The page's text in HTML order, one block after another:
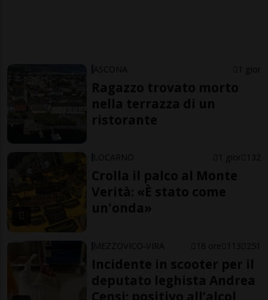
ASCONA 1 gior
Ragazzo trovato morto
nella terrazza di un
ristorante
LOCARNO 1 gior 132
Crolla il palco al Monte
Verità: «È stato come
un'onda»
MEZZOVICO-VIRA 18 ore 113 251
Incidente in scooter per il
deputato leghista Andrea
Censi: positivo all’alcol